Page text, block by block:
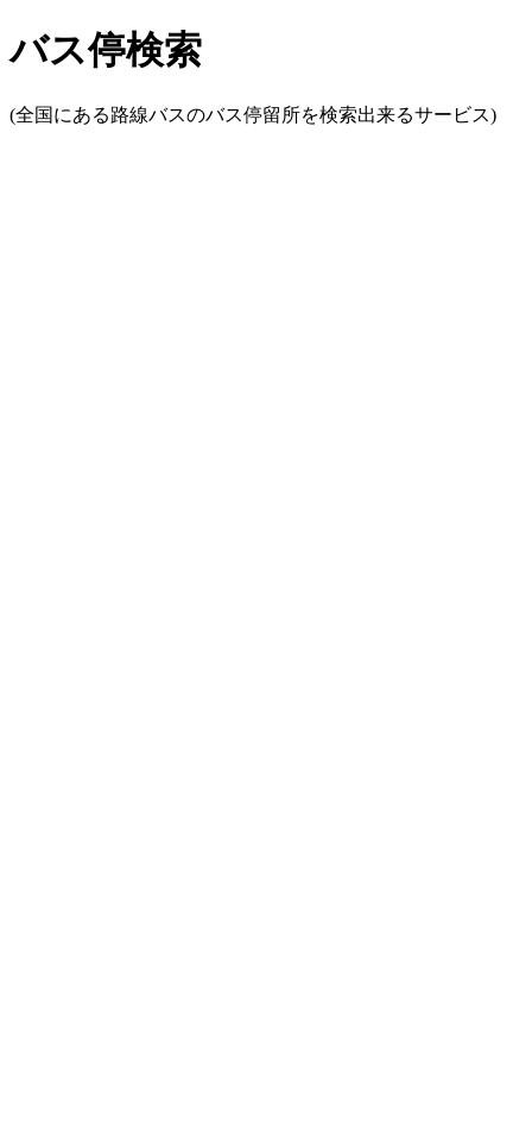
バス停検索
(全国にある路線バスのバス停留所を検索出来るサービス)